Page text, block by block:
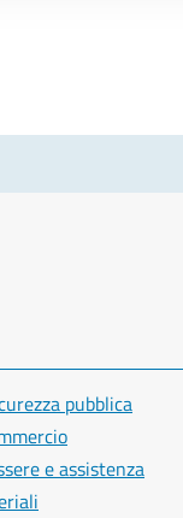
pubblica
e assistenza